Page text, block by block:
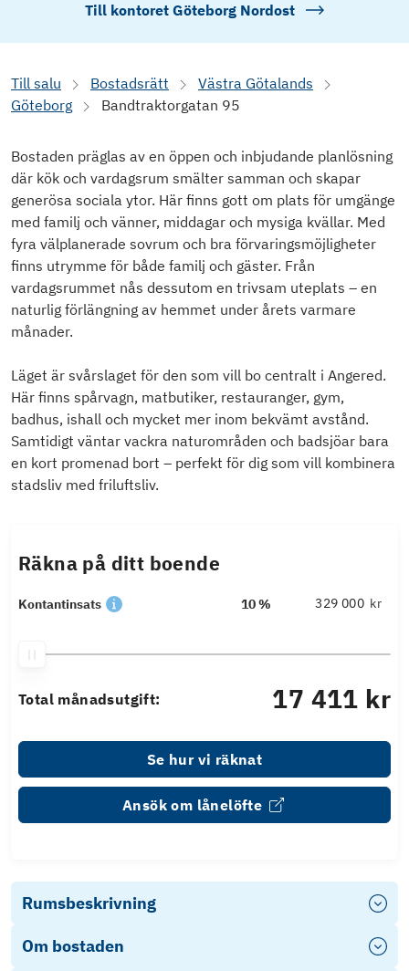
Till kontoret Göteborg Nordost
Till salu Bostadsrätt
Västra Götalands
Göteborg
Bandtraktorgatan 95
Bostaden präglas av en öppen och inbjudande planlösning
där kök och vardagsrum smälter samman och skapar
generösa sociala ytor. Här finns gott om plats för umgänge
med familj och vänner, middagar och mysiga kvällar. Med
fyra välplanerade sovrum och bra förvaringsmöjligheter
finns utrymme för både familj och gäster. Från
vardagsrummet nås dessutom en trivsam uteplats – en
naturlig förlängning av hemmet under årets varmare
månader.
Läget är svårslaget för den som vill bo centralt i Angered.
Här finns spårvagn, matbutiker, restauranger, gym,
badhus, ishall och mycket mer inom bekvämt avstånd.
Samtidigt väntar vackra naturområden och badsjöar bara
en kort promenad bort – perfekt för dig som vill kombinera
stadsliv med friluftsliv.
Räkna på ditt boende
Kontantinsats 10 % kr
Total månadsutgift: 17 411 kr
Se hur vi räknat
Ansök om lånelöfte
Rumsbeskrivning
Om bostaden